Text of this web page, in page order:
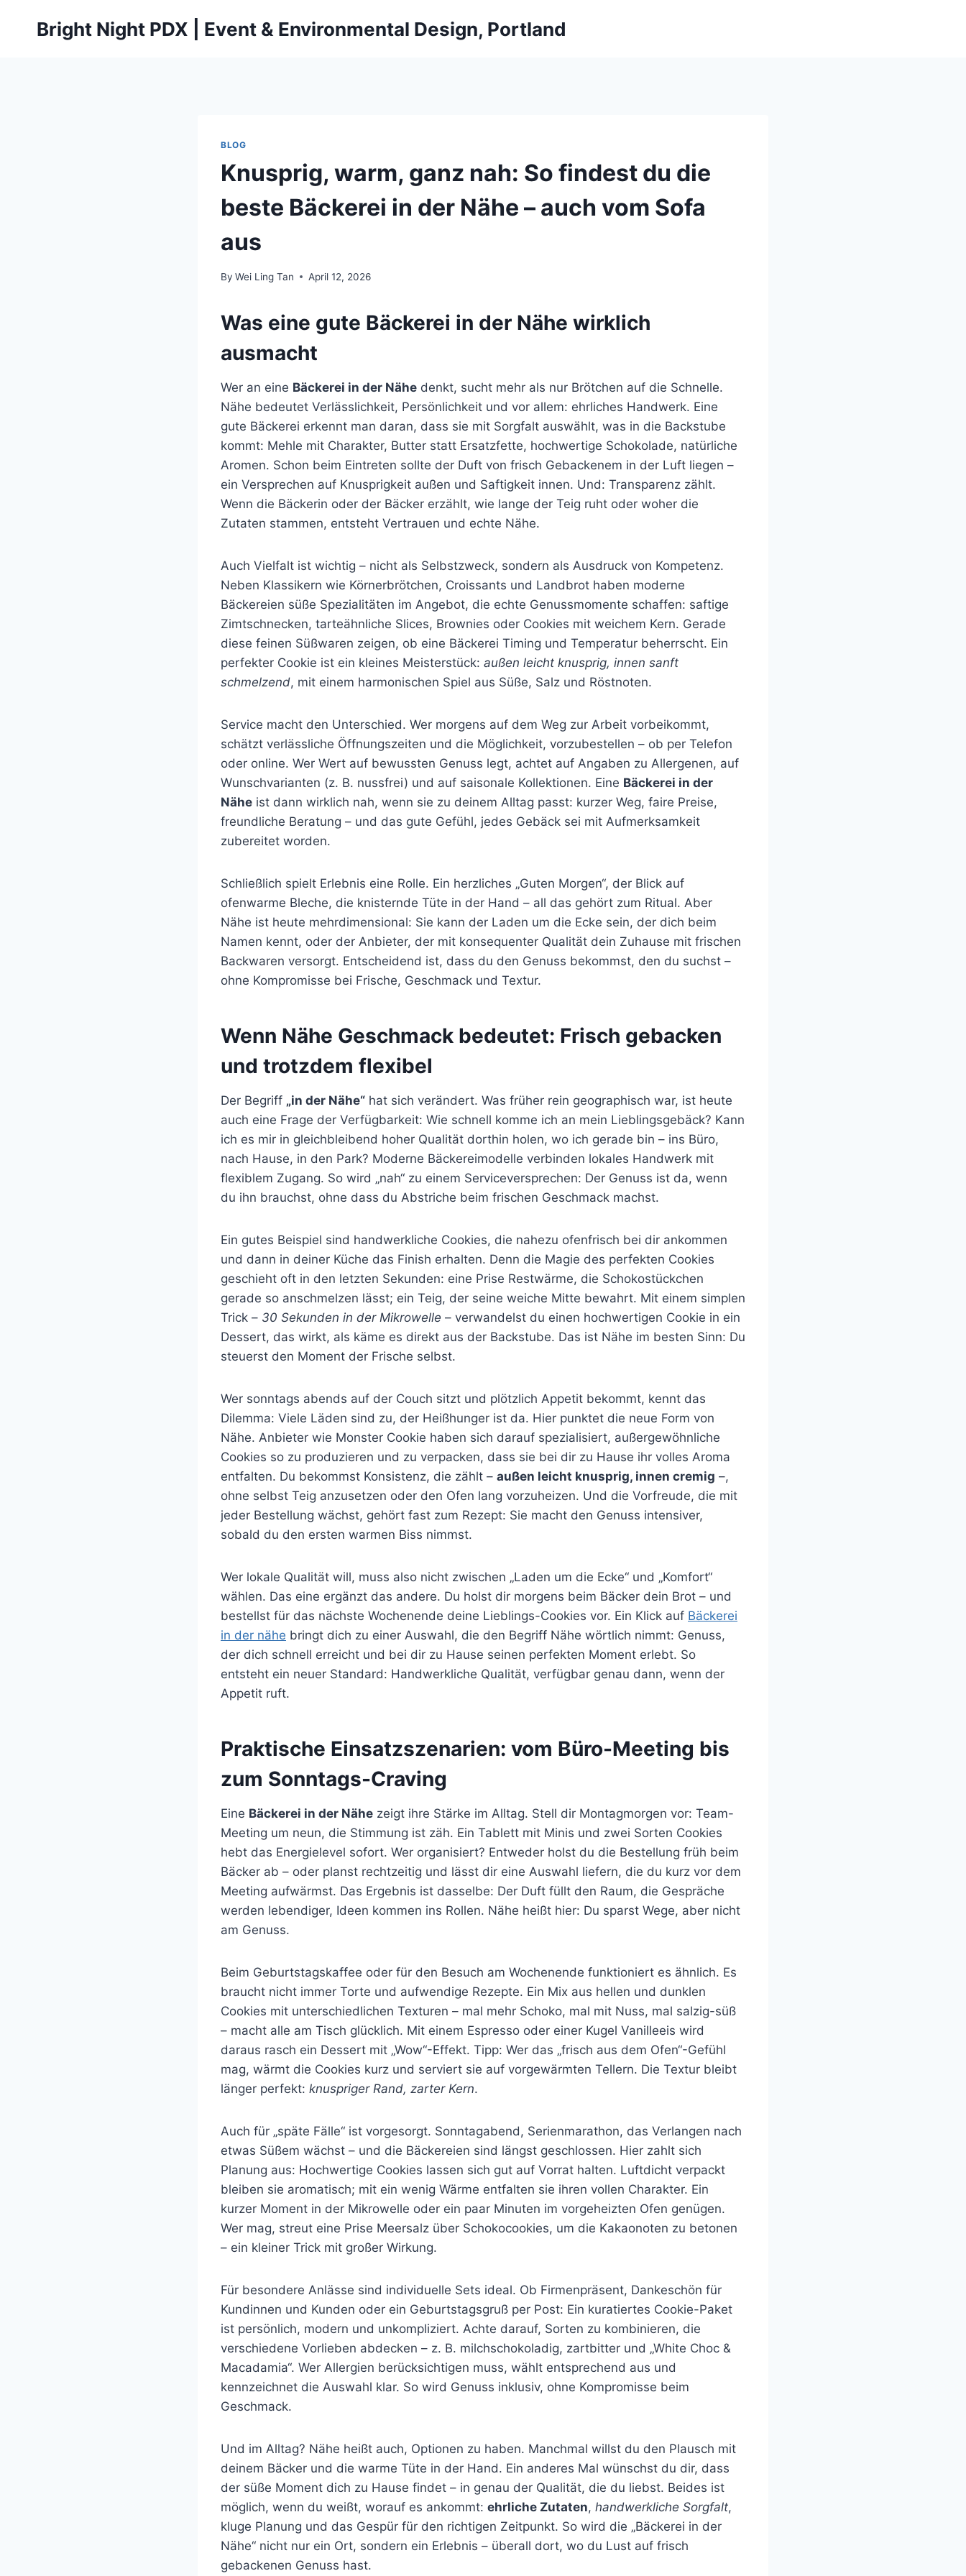
Bright Night PDX | Event & Environmental Design, Portland
BLOG
Knusprig, warm, ganz nah: So findest du die
beste Bäckerei in der Nähe – auch vom Sofa
aus
By Wei Ling Tan April 12, 2026
Was eine gute Bäckerei in der Nähe wirklich
ausmacht
Wer an eine Bäckerei in der Nähe denkt, sucht mehr als nur Brötchen auf die Schnelle.
Nähe bedeutet Verlässlichkeit, Persönlichkeit und vor allem: ehrliches Handwerk. Eine
gute Bäckerei erkennt man daran, dass sie mit Sorgfalt auswählt, was in die Backstube
kommt: Mehle mit Charakter, Butter statt Ersatzfette, hochwertige Schokolade, natürliche
Aromen. Schon beim Eintreten sollte der Duft von frisch Gebackenem in der Luft liegen –
ein Versprechen auf Knusprigkeit außen und Saftigkeit innen. Und: Transparenz zählt.
Wenn die Bäckerin oder der Bäcker erzählt, wie lange der Teig ruht oder woher die
Zutaten stammen, entsteht Vertrauen und echte Nähe.
Auch Vielfalt ist wichtig – nicht als Selbstzweck, sondern als Ausdruck von Kompetenz.
Neben Klassikern wie Körnerbrötchen, Croissants und Landbrot haben moderne
Bäckereien süße Spezialitäten im Angebot, die echte Genussmomente schaffen: saftige
Zimtschnecken, tarteähnliche Slices, Brownies oder Cookies mit weichem Kern. Gerade
diese feinen Süßwaren zeigen, ob eine Bäckerei Timing und Temperatur beherrscht. Ein
perfekter Cookie ist ein kleines Meisterstück: außen leicht knusprig, innen sanft
schmelzend, mit einem harmonischen Spiel aus Süße, Salz und Röstnoten.
Service macht den Unterschied. Wer morgens auf dem Weg zur Arbeit vorbeikommt,
schätzt verlässliche Öffnungszeiten und die Möglichkeit, vorzubestellen – ob per Telefon
oder online. Wer Wert auf bewussten Genuss legt, achtet auf Angaben zu Allergenen, auf
Wunschvarianten (z. B. nussfrei) und auf saisonale Kollektionen. Eine Bäckerei in der
Nähe ist dann wirklich nah, wenn sie zu deinem Alltag passt: kurzer Weg, faire Preise,
freundliche Beratung – und das gute Gefühl, jedes Gebäck sei mit Aufmerksamkeit
zubereitet worden.
Schließlich spielt Erlebnis eine Rolle. Ein herzliches „Guten Morgen“, der Blick auf
ofenwarme Bleche, die knisternde Tüte in der Hand – all das gehört zum Ritual. Aber
Nähe ist heute mehrdimensional: Sie kann der Laden um die Ecke sein, der dich beim
Namen kennt, oder der Anbieter, der mit konsequenter Qualität dein Zuhause mit frischen
Backwaren versorgt. Entscheidend ist, dass du den Genuss bekommst, den du suchst –
ohne Kompromisse bei Frische, Geschmack und Textur.
Wenn Nähe Geschmack bedeutet: Frisch gebacken
und trotzdem flexibel
Der Begriff „in der Nähe“ hat sich verändert. Was früher rein geographisch war, ist heute
auch eine Frage der Verfügbarkeit: Wie schnell komme ich an mein Lieblingsgebäck? Kann
ich es mir in gleichbleibend hoher Qualität dorthin holen, wo ich gerade bin – ins Büro,
nach Hause, in den Park? Moderne Bäckereimodelle verbinden lokales Handwerk mit
flexiblem Zugang. So wird „nah“ zu einem Serviceversprechen: Der Genuss ist da, wenn
du ihn brauchst, ohne dass du Abstriche beim frischen Geschmack machst.
Ein gutes Beispiel sind handwerkliche Cookies, die nahezu ofenfrisch bei dir ankommen
und dann in deiner Küche das Finish erhalten. Denn die Magie des perfekten Cookies
geschieht oft in den letzten Sekunden: eine Prise Restwärme, die Schokostückchen
gerade so anschmelzen lässt; ein Teig, der seine weiche Mitte bewahrt. Mit einem simplen
Trick – 30 Sekunden in der Mikrowelle – verwandelst du einen hochwertigen Cookie in ein
Dessert, das wirkt, als käme es direkt aus der Backstube. Das ist Nähe im besten Sinn: Du
steuerst den Moment der Frische selbst.
Wer sonntags abends auf der Couch sitzt und plötzlich Appetit bekommt, kennt das
Dilemma: Viele Läden sind zu, der Heißhunger ist da. Hier punktet die neue Form von
Nähe. Anbieter wie Monster Cookie haben sich darauf spezialisiert, außergewöhnliche
Cookies so zu produzieren und zu verpacken, dass sie bei dir zu Hause ihr volles Aroma
entfalten. Du bekommst Konsistenz, die zählt – außen leicht knusprig, innen cremig –,
ohne selbst Teig anzusetzen oder den Ofen lang vorzuheizen. Und die Vorfreude, die mit
jeder Bestellung wächst, gehört fast zum Rezept: Sie macht den Genuss intensiver,
sobald du den ersten warmen Biss nimmst.
Wer lokale Qualität will, muss also nicht zwischen „Laden um die Ecke“ und „Komfort“
wählen. Das eine ergänzt das andere. Du holst dir morgens beim Bäcker dein Brot – und
bestellst für das nächste Wochenende deine Lieblings-Cookies vor. Ein Klick auf Bäckerei
in der nähe bringt dich zu einer Auswahl, die den Begriff Nähe wörtlich nimmt: Genuss,
der dich schnell erreicht und bei dir zu Hause seinen perfekten Moment erlebt. So
entsteht ein neuer Standard: Handwerkliche Qualität, verfügbar genau dann, wenn der
Appetit ruft.
Praktische Einsatzszenarien: vom Büro-Meeting bis
zum Sonntags-Craving
Eine Bäckerei in der Nähe zeigt ihre Stärke im Alltag. Stell dir Montagmorgen vor: Team-
Meeting um neun, die Stimmung ist zäh. Ein Tablett mit Minis und zwei Sorten Cookies
hebt das Energielevel sofort. Wer organisiert? Entweder holst du die Bestellung früh beim
Bäcker ab – oder planst rechtzeitig und lässt dir eine Auswahl liefern, die du kurz vor dem
Meeting aufwärmst. Das Ergebnis ist dasselbe: Der Duft füllt den Raum, die Gespräche
werden lebendiger, Ideen kommen ins Rollen. Nähe heißt hier: Du sparst Wege, aber nicht
am Genuss.
Beim Geburtstagskaffee oder für den Besuch am Wochenende funktioniert es ähnlich. Es
braucht nicht immer Torte und aufwendige Rezepte. Ein Mix aus hellen und dunklen
Cookies mit unterschiedlichen Texturen – mal mehr Schoko, mal mit Nuss, mal salzig-süß
– macht alle am Tisch glücklich. Mit einem Espresso oder einer Kugel Vanilleeis wird
daraus rasch ein Dessert mit „Wow“-Effekt. Tipp: Wer das „frisch aus dem Ofen“-Gefühl
mag, wärmt die Cookies kurz und serviert sie auf vorgewärmten Tellern. Die Textur bleibt
länger perfekt: knuspriger Rand, zarter Kern.
Auch für „späte Fälle“ ist vorgesorgt. Sonntagabend, Serienmarathon, das Verlangen nach
etwas Süßem wächst – und die Bäckereien sind längst geschlossen. Hier zahlt sich
Planung aus: Hochwertige Cookies lassen sich gut auf Vorrat halten. Luftdicht verpackt
bleiben sie aromatisch; mit ein wenig Wärme entfalten sie ihren vollen Charakter. Ein
kurzer Moment in der Mikrowelle oder ein paar Minuten im vorgeheizten Ofen genügen.
Wer mag, streut eine Prise Meersalz über Schokocookies, um die Kakaonoten zu betonen
– ein kleiner Trick mit großer Wirkung.
Für besondere Anlässe sind individuelle Sets ideal. Ob Firmenpräsent, Dankeschön für
Kundinnen und Kunden oder ein Geburtstagsgruß per Post: Ein kuratiertes Cookie-Paket
ist persönlich, modern und unkompliziert. Achte darauf, Sorten zu kombinieren, die
verschiedene Vorlieben abdecken – z. B. milchschokoladig, zartbitter und „White Choc &
Macadamia“. Wer Allergien berücksichtigen muss, wählt entsprechend aus und
kennzeichnet die Auswahl klar. So wird Genuss inklusiv, ohne Kompromisse beim
Geschmack.
Und im Alltag? Nähe heißt auch, Optionen zu haben. Manchmal willst du den Plausch mit
deinem Bäcker und die warme Tüte in der Hand. Ein anderes Mal wünschst du dir, dass
der süße Moment dich zu Hause findet – in genau der Qualität, die du liebst. Beides ist
möglich, wenn du weißt, worauf es ankommt: ehrliche Zutaten, handwerkliche Sorgfalt,
kluge Planung und das Gespür für den richtigen Zeitpunkt. So wird die „Bäckerei in der
Nähe“ nicht nur ein Ort, sondern ein Erlebnis – überall dort, wo du Lust auf frisch
gebackenen Genuss hast.